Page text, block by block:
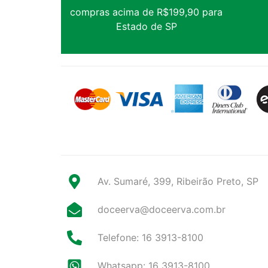
compras acima de R$199,90 para
Estado de SP
Av. Sumaré, 399, Ribeirão Preto, SP
doceerva@doceerva.com.br
Telefone: 16 3913-8100